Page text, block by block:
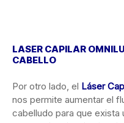
LASER CAPILAR
CABELLO
Por otro lado, el Láser
nos permite aumentar el
cabelludo para que exista